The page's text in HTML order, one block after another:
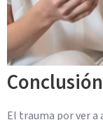
Conclusión
El trauma por ver a